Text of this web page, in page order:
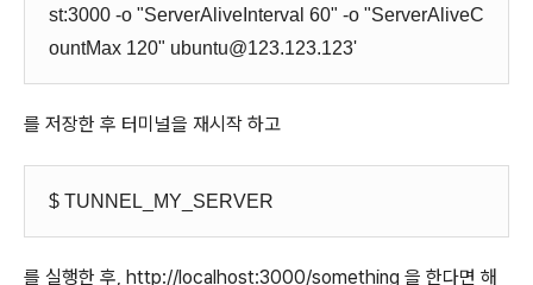
st:3000 -o "ServerAliveInterval 60" -o "ServerAliveC
ountMax 120" ubuntu@123.123.123'
를 저장한 후 터미널을 재시작 하고
$ TUNNEL_MY_SERVER
를 실행한 후, http://localhost:3000/something 을 한다면 해